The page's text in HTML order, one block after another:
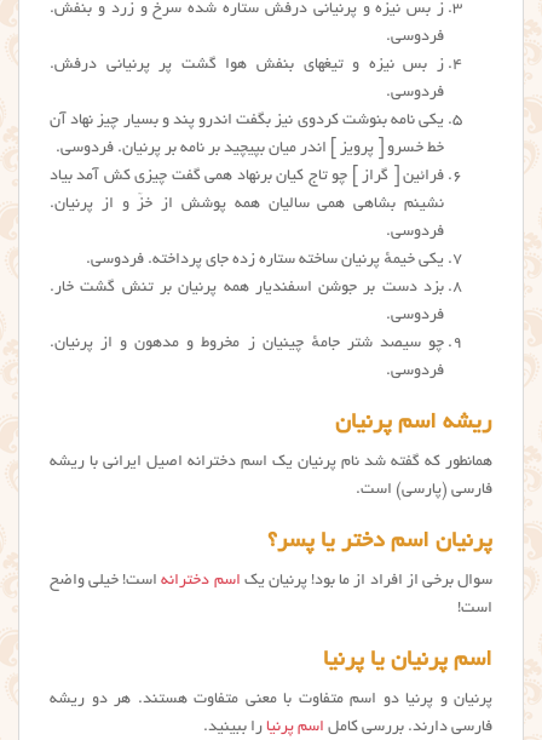
ز بس نیزه و پرنیانی درفش ستاره شده سرخ و زرد و بنفش.
فردوسی.
ز بس نیزه و تیغهای بنفش هوا گشت پر پرنیانی درفش.
فردوسی.
یکی نامه بنوشت کردوی نیز بگفت اندرو پند و بسیار چیز نهاد آن
خط خسرو [ پرویز ] اندر میان بپیچید بر نامه بر پرنیان. فردوسی.
فرائین [ گراز ] چو تاج کیان برنهاد همی گفت چیزی کش آمد بیاد
نشینم بشاهی همی سالیان همه پوشش از خزّ و از پرنیان.
فردوسی.
یکی خیمهٔ پرنیان ساخته ستاره زده جای پرداخته. فردوسی.
بزد دست بر جوشن اسفندیار همه پرنیان بر تنش گشت خار.
فردوسی.
چو سیصد شتر جامهٔ چینیان ز مخروط و مدهون و از پرنیان.
فردوسی.
ریشه اسم پرنیان
همانطور که گفته شد نام پرنیان یک اسم دخترانه اصیل ایرانی با ریشه
فارسی (پارسی) است.
پرنیان اسم دختر یا پسر؟
سوال برخی از افراد از ما بود! پرنيان یک اسم دخترانهاست! خیلی واضح
است!
اسم پرنیان یا پرنیا
پرنیان و پرنیا دو اسم متفاوت با معنی متفاوت هستند. هر دو ریشه
فارسی دارند. بررسی کامل اسم پرنیا را ببینید.